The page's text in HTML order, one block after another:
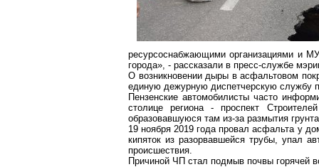
ресурсоснабжающими организациями и
города», - рассказали в пресс-службе
О возникновении дыры в асфальтовом
единую дежурную диспетчерскую службу
Пензенские автомобилисты часто
столице региона - проспект Стр
образовавшуюся там из-за размытия
19 ноября 2019 года провал асфальта у
кипяток из разорвавшейся трубы, упал
происшествия.
Причиной ЧП стал подмыв почвы горячей